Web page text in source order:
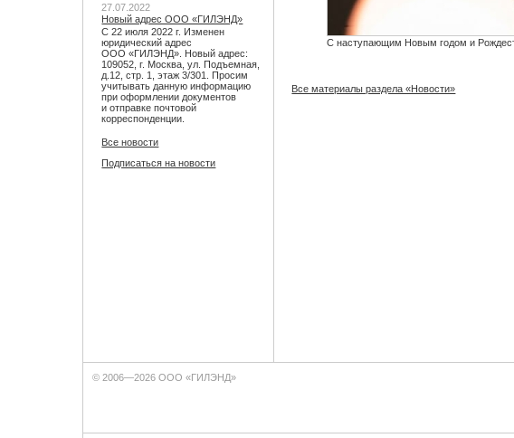
С наступающим Новым годом и
Все материалы раздела «Новости»
27.07.2022
Новый адрес ООО «ГИЛЭНД»
С 22 июля 2022 г. Изменен
юридический адрес
ООО «ГИЛЭНД». Новый адрес:
109052, г. Москва, ул. Подъемная,
д.12, стр. 1, этаж 3/301. Просим
учитывать данную информацию
при оформлении документов
и отправке почтовой
корреспонденции.
Все новости
Подписаться на новости
© 2006—2026 ООО «ГИЛЭНД»